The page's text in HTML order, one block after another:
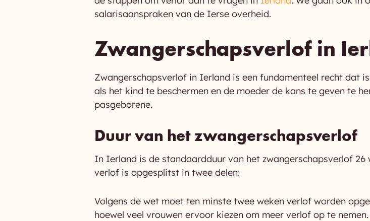
salarisaanspraken van de Ierse overheid.
Zwangerschapsverlof in
Zwangerschapsverlof in Ierland is een fundamenteel recht dat
als het kind te beschermen en de moeder de kans te geven te
pasgeborene.
Duur van het zwangerschapsverlof
In Ierland is de standaardduur van het zwangerschapsverlof
verlof is opgesplitst in twee delen:
Volgens de wet moet ten minste twee weken verlof worden
hoewel veel vrouwen ervoor kiezen om meer verlof op te